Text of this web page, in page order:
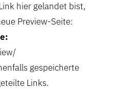
hier gelandet bist,
Preview-Seite:
gespeicherte
Links.